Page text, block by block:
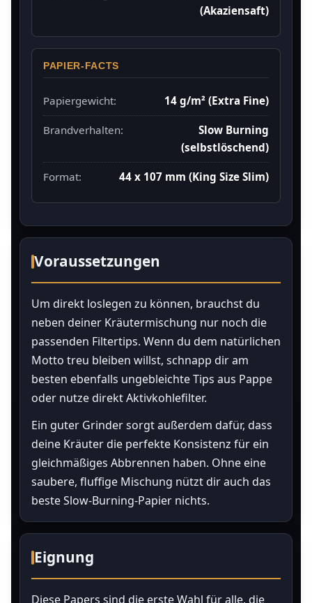
(Akaziensaft)
PAPIER-FACTS
Papiergewicht: 14 g/m² (Extra Fine)
Brandverhalten:
Slow Burning
(selbstlöschend)
Format: 44 x 107 mm (King Size Slim)
Voraussetzungen
Um direkt loslegen zu können, brauchst du
neben deiner Kräutermischung nur noch die
passenden Filtertips. Wenn du dem natürlichen
Motto treu bleiben willst, schnapp dir am
besten ebenfalls ungebleichte Tips aus Pappe
oder nutze direkt Aktivkohlefilter.
Ein guter Grinder sorgt außerdem dafür, dass
deine Kräuter die perfekte Konsistenz für ein
gleichmäßiges Abbrennen haben. Ohne eine
saubere, fluffige Mischung nützt dir auch das
beste Slow-Burning-Papier nichts.
Eignung
Diese Papers sind die erste Wahl für alle, die